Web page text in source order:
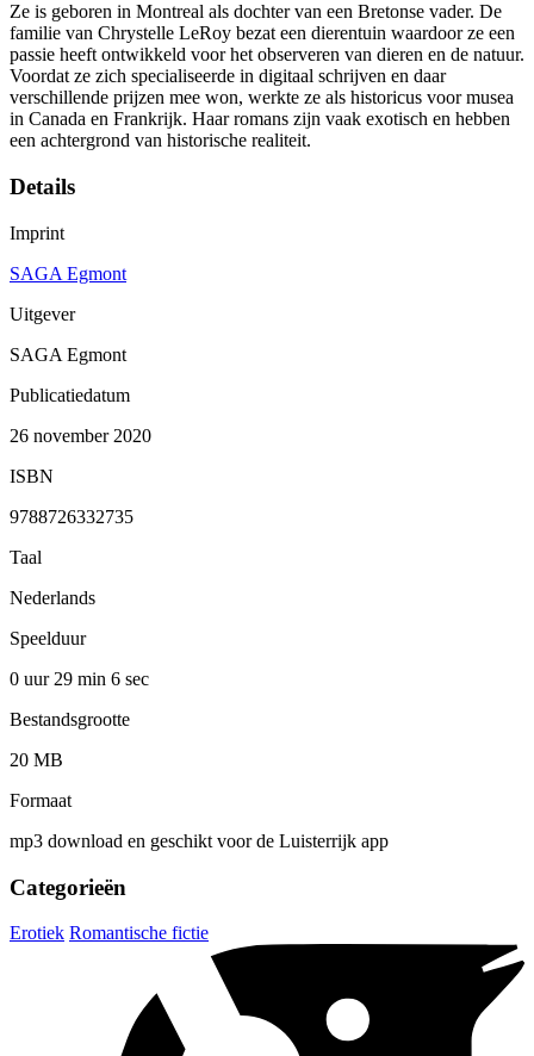
Ze is geboren in Montreal als dochter van een Bretonse vader. De
familie van Chrystelle LeRoy bezat een dierentuin waardoor ze een
passie heeft ontwikkeld voor het observeren van dieren en de natuur.
Voordat ze zich specialiseerde in digitaal schrijven en daar
verschillende prijzen mee won, werkte ze als historicus voor musea
in Canada en Frankrijk. Haar romans zijn vaak exotisch en hebben
een achtergrond van historische realiteit.
Details
Imprint
SAGA Egmont
Uitgever
SAGA Egmont
Publicatiedatum
26 november 2020
ISBN
9788726332735
Taal
Nederlands
Speelduur
0 uur 29 min 6 sec
Bestandsgrootte
20 MB
Formaat
mp3 download en geschikt voor de Luisterrijk app
Categorieën
Erotiek Romantische fictie